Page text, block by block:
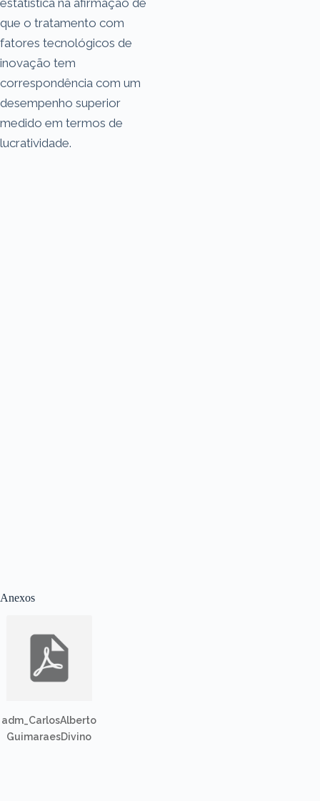
Anexos
adm_CarlosAlberto
GuimaraesDivino
que o tratamento com
fatores tecnológicos de
inovação tem
correspondência com um
desempenho superior
medido em termos de
lucratividade.